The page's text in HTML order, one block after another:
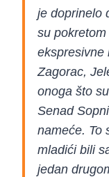
je doprinelo
su
ekspresivne
Zagorac,
onoga što
Senad
nameće. To
mladići bili
jedan